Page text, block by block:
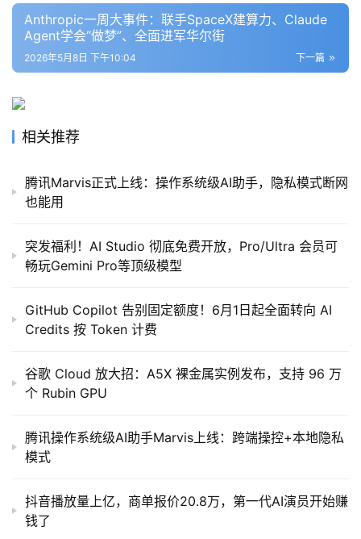
模
型
报
Anthropic一周大事件：联手SpaceX建算力、Claude
Agent学会“做梦”、全面进军华尔街
下一篇
2026年5月8日 下午10:04
相关推荐
腾讯Marvis正式上线：操作系统级AI助手，隐私模式断网
也能用
突发福利！AI Studio 彻底免费开放，Pro/Ultra 会员可
畅玩Gemini Pro等顶级模型
GitHub Copilot 告别固定额度！6月1日起全面转向 AI
Credits 按 Token 计费
谷歌 Cloud 放大招：A5X 裸金属实例发布，支持 96 万
个 Rubin GPU
腾讯操作系统级AI助手Marvis上线：跨端操控+本地隐私
模式
抖音播放量上亿，商单报价20.8万，第一代AI演员开始赚
钱了